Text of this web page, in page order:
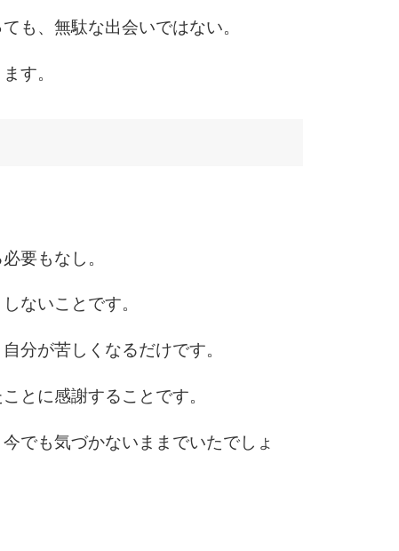
も、無駄な出会いではない。
す。
要もなし。
ないことです。
分が苦しくなるだけです。
とに感謝することです。
でも気づかないままでいたでしょ